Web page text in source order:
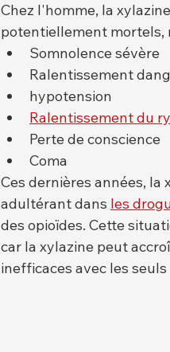
Chez l'homme, la
potentiellement mortels,
Somnolence sévère
Ralentissement
hypotension
Ralentissement du
Perte de conscience
Coma
Ces dernières années,
adultérant dans les
des opioïdes. Cette
car la xylazine peut
inefficaces avec les